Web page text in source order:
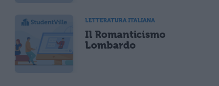
LETTERATURA ITALIANA
Il Romanticismo
Lombardo